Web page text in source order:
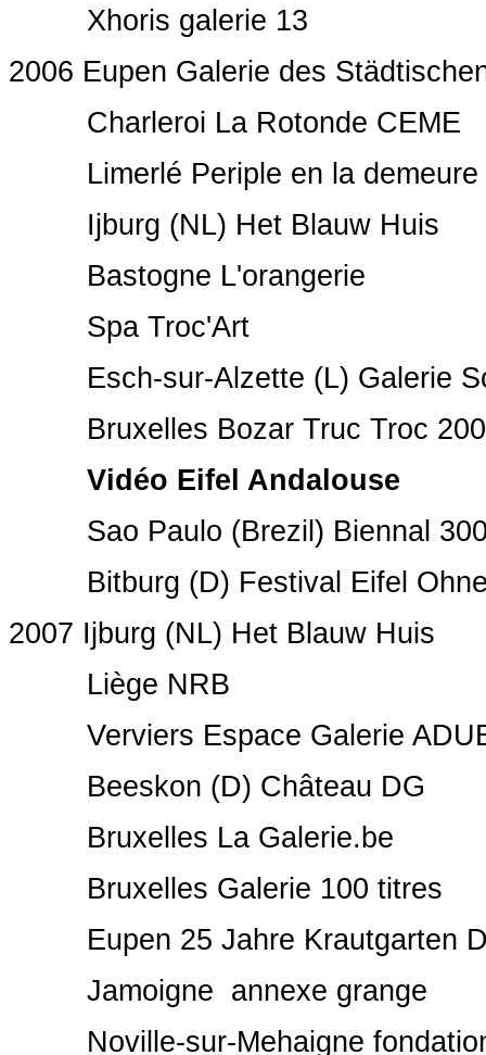
Xhoris galerie 13
2006 Eupen Galerie des
Charleroi La Rotonde CEME
Limerlé Periple en la demeure
Ijburg (NL) Het Blauw Huis
Bastogne L'orangerie
Spa Troc'Art
Esch-sur-Alzette (L) Galerie
Bruxelles Bozar Truc Troc
Vidéo Eifel Andalouse
Sao Paulo (Brezil) Biennal
Bitburg (D) Festival Eifel Ohne
2007 Ijburg (NL) Het Blauw Huis
Liège NRB
Verviers Espace Galerie
Beeskon (D) Château DG
Bruxelles La Galerie.be
Bruxelles Galerie 100 titres
Eupen 25 Jahre Krautgarten
Jamoigne annexe grange
Noville-sur-Mehaigne fondation